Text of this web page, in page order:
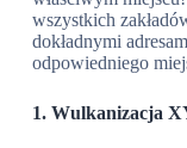
wszystkich
dokładnymi
odpowiedniego
1. Wulkanizacja